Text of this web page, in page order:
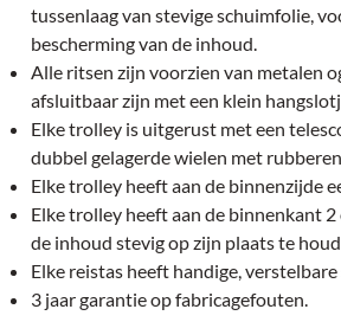
tussenlaag van stevige schuimfolie,
bescherming van de inhoud.
Alle ritsen zijn voorzien van metalen
afsluitbaar zijn met een klein
Elke trolley is uitgerust met een
dubbel gelagerde wielen met
Elke trolley heeft aan de binnenzijde
Elke trolley heeft aan de binnenkant
de inhoud stevig op zijn plaats te
Elke reistas heeft handige,
3 jaar garantie op fabricagefouten.